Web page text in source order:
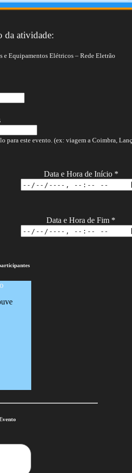
da atividade:
e Equipamentos Elétricos – Rede Eletrão
para este evento. (ex: viagem a Coimbra,
Data e Hora de Início *
Data e Hora de Fim *